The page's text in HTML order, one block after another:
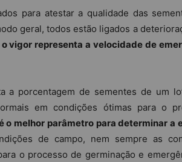
para atestar a qualidade das
geral, todos estão ligados a
vigor representa a velocidade de
a porcentagem de sementes de um
em condições ótimas para o
o melhor parâmetro para determinar a
de campo, nem sempre as
o processo de germinação e